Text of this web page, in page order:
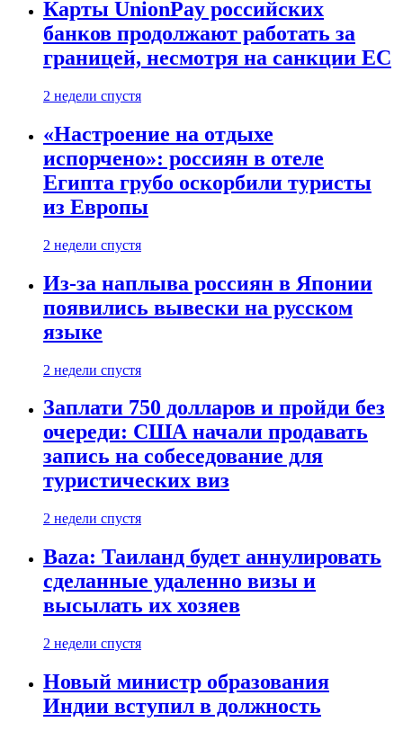
Карты UnionPay российских
банков продолжают работать за
границей, несмотря на санкции ЕС
2 недели спустя
«Настроение на отдыхе
испорчено»: россиян в отеле
Египта грубо оскорбили туристы
из Европы
2 недели спустя
Из-за наплыва россиян в Японии
появились вывески на русском
языке
2 недели спустя
Заплати 750 долларов и пройди без
очереди: США начали продавать
запись на собеседование для
туристических виз
2 недели спустя
Baza: Таиланд будет аннулировать
сделанные удаленно визы и
высылать их хозяев
2 недели спустя
Новый министр образования
Индии вступил в должность